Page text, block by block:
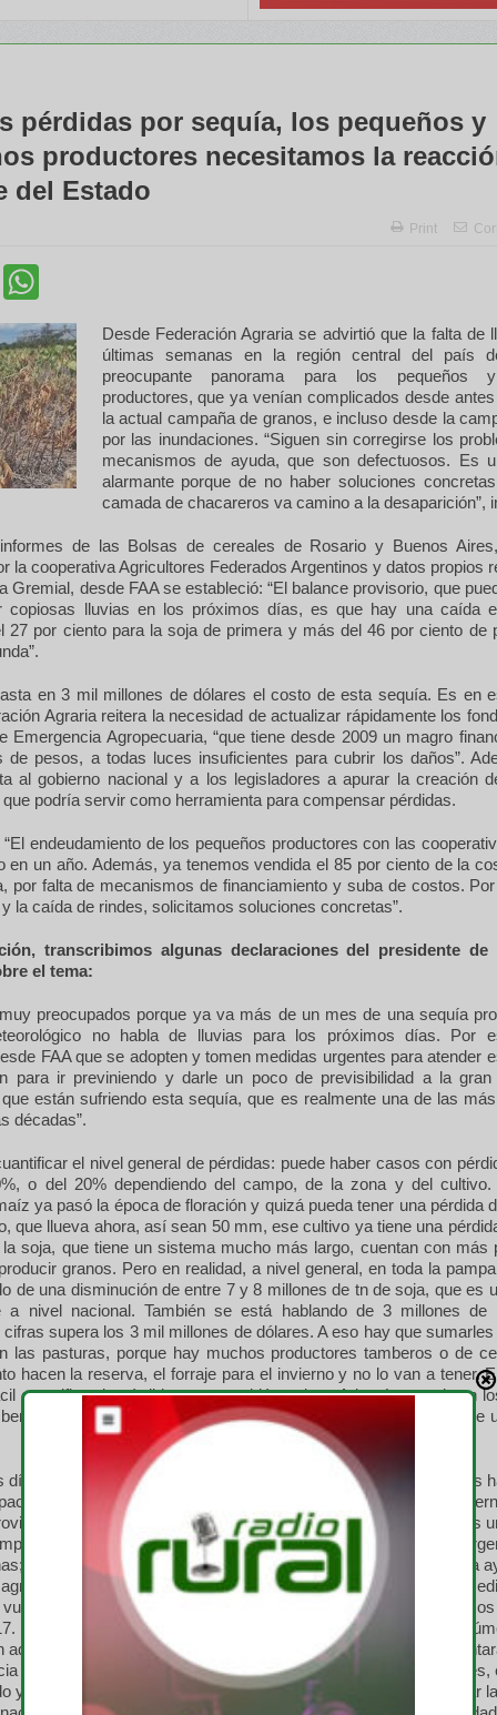
pérdidas por sequía, los pequeños y
productores necesitamos la
del Estado
Print
Desde Federación Agraria se advirtió que la falta de
últimas semanas en la región central del país
preocupante panorama para los pequeños
productores, que ya venían complicados desde
la actual campaña de granos, e incluso desde la
por las inundaciones. “Siguen sin corregirse los
mecanismos de ayuda, que son defectuosos. Es
alarmante porque de no haber soluciones
camada de chacareros va camino a la desaparición”,
de las Bolsas de cereales de Rosario y Buenos
la cooperativa Agricultores Federados Argentinos y datos propios
Gremial, desde FAA se estableció: “El balance provisorio, que
copiosas lluvias en los próximos días, es que hay una caída
27 por ciento para la soja de primera y más del 46 por ciento de
en 3 mil millones de dólares el costo de esta sequía. Es en
Agraria reitera la necesidad de actualizar rápidamente los
Emergencia Agropecuaria, “que tiene desde 2009 un magro
de pesos, a todas luces insuficientes para cubrir los daños”.
al gobierno nacional y a los legisladores a apurar la creación
podría servir como herramienta para compensar pérdidas.
“El endeudamiento de los pequeños productores con las
en un año. Además, ya tenemos vendida el 85 por ciento de la
por falta de mecanismos de financiamiento y suba de costos.
la caída de rindes, solicitamos soluciones concretas”.
transcribimos algunas declaraciones del presidente de
el tema:
preocupados porque ya va más de un mes de una sequía
no habla de lluvias para los próximos días. Por
FAA que se adopten y tomen medidas urgentes para atender
para ir previniendo y darle un poco de previsibilidad a la gran
están sufriendo esta sequía, que es realmente una de las
décadas”.
el nivel general de pérdidas: puede haber casos con
o del 20% dependiendo del campo, de la zona y del cultivo.
ya pasó la época de floración y quizá pueda tener una pérdida
que llueva ahora, así sean 50 mm, ese cultivo ya tiene una
soja, que tiene un sistema mucho más largo, cuentan con más
granos. Pero en realidad, a nivel general, en toda la
de una disminución de entre 7 y 8 millones de tn de soja, que es
a nivel nacional. También se está hablando de 3 millones
supera los 3 mil millones de dólares. A eso hay que
las pasturas, porque hay muchos productores tamberos o de
hacen la reserva, el forraje para el invierno y no lo van a tener.
cuantificar la pérdida, pero también existe. Además, persisten
en el marco de la difícil situación de la lechería, que parece
días nos reunimos con la Ministra de Santa Fe, tal como venimos
de diálogo y trabajo de los que formamos parte con el
A Ciciliani le pedimos como lo más preocupante y lo más
y articulemos a nivel nacional, para que se declare la
se pongan en marcha algunas herramientas o programas para
en emergencia, especialmente a los pequeños y
También que acompañe las demandas que
Porque recordemos que hace un año gran parte de la pampa
aquél momento le pedíamos al Gobierno Nacional que se
de 500 millones de pesos. Es evidente que hoy, un año después,
y es aún más insuficiente. Entonces solicitamos también agilizar